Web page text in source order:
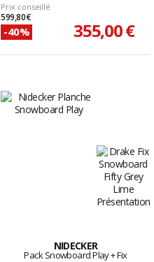
Prix conseillé
599,80 €
-40% 355,00 €
NIDECKER
Pack Snowboard Play + Fix